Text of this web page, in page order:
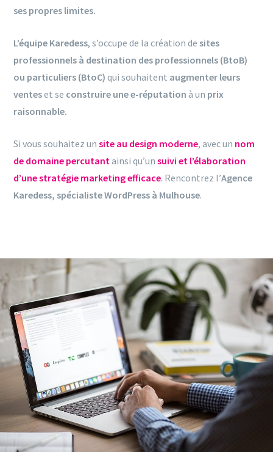
ses propres limites.
L’équipe Karedess, s’occupe de la création de sites
professionnels à destination des professionnels (BtoB)
ou particuliers (BtoC) qui souhaitent augmenter leurs
venteset se construire une e-réputation à un prix
raisonnable.
Si vous souhaitez un site au design moderne, avec un nom
de domaine percutantainsi qu’unsuivi et l’élaboration
d’une stratégie marketing efficace. Rencontrez l’Agence
Karedess, spécialiste WordPress à Mulhouse.